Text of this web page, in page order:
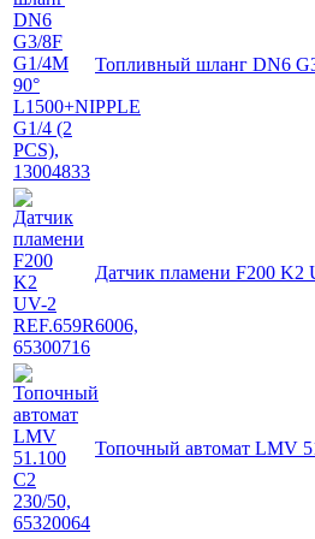
Топливный шланг DN6
Датчик пламени F200 K2
Топочный автомат LMV